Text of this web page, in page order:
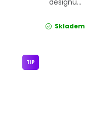
Skladem
TIP